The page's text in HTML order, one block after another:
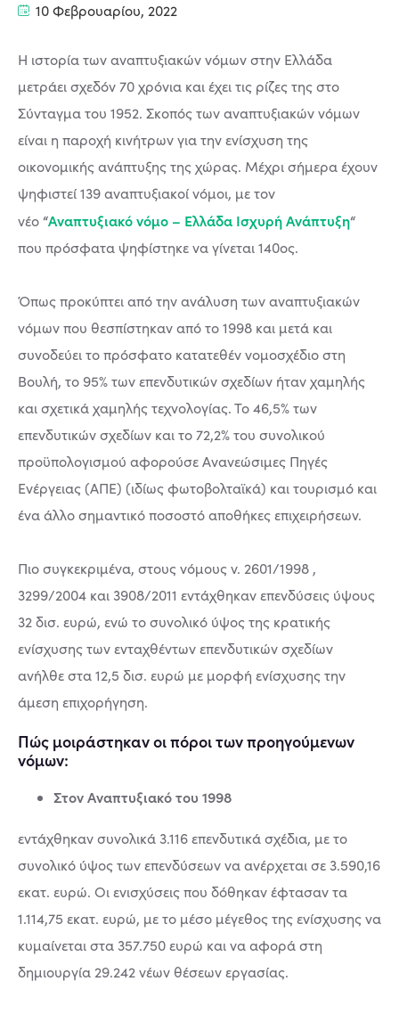
10 Φεβρουαρίου, 2022
Η ιστορία των αναπτυξιακών νόμων στην Ελλάδα
μετράει σχεδόν 70 χρόνια και έχει τις ρίζες της στο
Σύνταγμα του 1952. Σκοπός των αναπτυξιακών νόμων
είναι η παροχή κινήτρων για την ενίσχυση της
οικονομικής ανάπτυξης της χώρας. Μέχρι σήμερα έχουν
ψηφιστεί 139 αναπτυξιακοί νόμοι, με τον
νέο “Αναπτυξιακό νόμο – Ελλάδα Ισχυρή Ανάπτυξη“
που πρόσφατα ψηφίστηκε να γίνεται 140ος.
Όπως προκύπτει από την ανάλυση των αναπτυξιακών
νόμων που θεσπίστηκαν από το 1998 και μετά και
συνοδεύει το πρόσφατο κατατεθέν νομοσχέδιο στη
Βουλή, το 95% των επενδυτικών σχεδίων ήταν χαμηλής
και σχετικά χαμηλής τεχνολογίας. Το 46,5% των
επενδυτικών σχεδίων και το 72,2% του συνολικού
προϋπολογισμού αφορούσε Ανανεώσιμες Πηγές
Ενέργειας (ΑΠΕ) (ιδίως φωτοβολταϊκά) και τουρισμό και
ένα άλλο σημαντικό ποσοστό αποθήκες επιχειρήσεων.
Πιο συγκεκριμένα, στους νόμους ν. 2601/1998 ,
3299/2004 και 3908/2011 εντάχθηκαν επενδύσεις ύψους
32 δισ. ευρώ, ενώ το συνολικό ύψος της κρατικής
ενίσχυσης των ενταχθέντων επενδυτικών σχεδίων
ανήλθε στα 12,5 δισ. ευρώ με μορφή ενίσχυσης την
άμεση επιχορήγηση.
Πώς μοιράστηκαν οι πόροι των προηγούμενων
νόμων:
Στον Αναπτυξιακό του 1998
εντάχθηκαν συνολικά 3.116 επενδυτικά σχέδια, με το
συνολικό ύψος των επενδύσεων να ανέρχεται σε 3.590,16
εκατ. ευρώ. Οι ενισχύσεις που δόθηκαν έφτασαν τα
1.114,75 εκατ. ευρώ, με το μέσο μέγεθος της ενίσχυσης να
κυμαίνεται στα 357.750 ευρώ και να αφορά στη
δημιουργία 29.242 νέων θέσεων εργασίας.